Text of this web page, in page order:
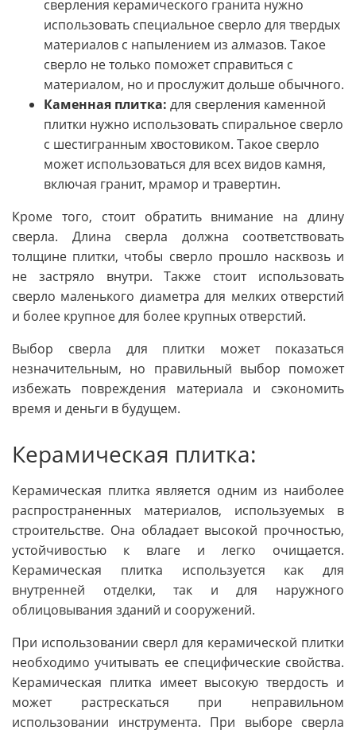
сверления керамического гранита нужно
использовать специальное сверло для твердых
материалов с напылением из алмазов. Такое
сверло не только поможет справиться с
материалом, но и прослужит дольше обычного.
Каменная плитка: для сверления каменной
плитки нужно использовать спиральное сверло
с шестигранным хвостовиком. Такое сверло
может использоваться для всех видов камня,
включая гранит, мрамор и травертин.
Кроме того, стоит обратить внимание на длину
сверла. Длина сверла должна соответствовать
толщине плитки, чтобы сверло прошло насквозь и
не застряло внутри. Также стоит использовать
сверло маленького диаметра для мелких отверстий
и более крупное для более крупных отверстий.
Выбор сверла для плитки может показаться
незначительным, но правильный выбор поможет
избежать повреждения материала и сэкономить
время и деньги в будущем.
Керамическая плитка:
Керамическая плитка является одним из наиболее
распространенных материалов, используемых в
строительстве. Она обладает высокой прочностью,
устойчивостью к влаге и легко очищается.
Керамическая плитка используется как для
внутренней отделки, так и для наружного
облицовывания зданий и сооружений.
При использовании сверл для керамической плитки
необходимо учитывать ее специфические свойства.
Керамическая плитка имеет высокую твердость и
может растрескаться при неправильном
использовании инструмента. При выборе сверла